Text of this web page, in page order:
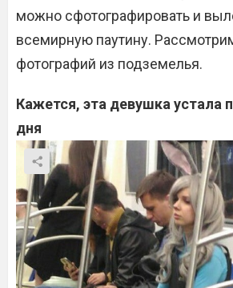
можно сфотографировать и
всемирную паутину.
фотографий из подземелья.
Кажется, эта девушка устала
дня